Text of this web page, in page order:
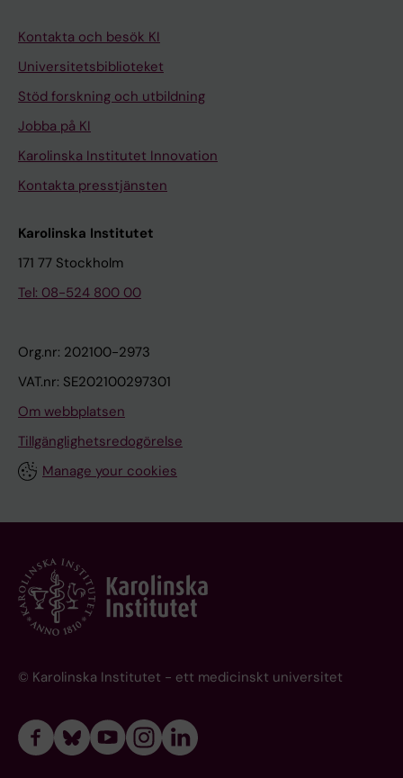
Kontakta och besök KI
Universitetsbiblioteket
Stöd forskning och utbildning
Jobba på KI
Karolinska Institutet Innovation
Kontakta presstjänsten
Karolinska Institutet
171 77 Stockholm
Tel: 08-524 800 00
Org.nr: 202100-2973
VAT.nr: SE202100297301
Om webbplatsen
Tillgänglighetsredogörelse
Manage your cookies
© Karolinska Institutet - ett medicinskt universitet